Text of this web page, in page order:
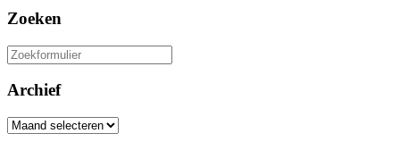
Zoeken
Zoeken
naar:
Archief
Archief